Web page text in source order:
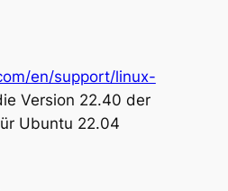
en/support/linux-
Version 22.40 der
Ubuntu 22.04